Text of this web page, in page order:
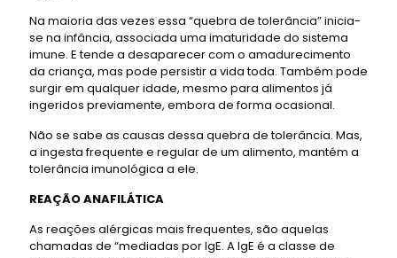
Na maioria das vezes essa “quebra de tolerância” inicia-
se na infância, associada uma imaturidade do sistema
imune. E tende a desaparecer com o amadurecimento
da criança, mas pode persistir a vida toda. Também pode
surgir em qualquer idade, mesmo para alimentos já
ingeridos previamente, embora de forma ocasional.
Não se sabe as causas dessa quebra de tolerância. Mas,
a ingesta frequente e regular de um alimento, mantém a
tolerância imunológica a ele.
REAÇÃO ANAFILÁTICA
As reações alérgicas mais frequentes, são aquelas
chamadas de “mediadas por IgE. A IgE é a classe de